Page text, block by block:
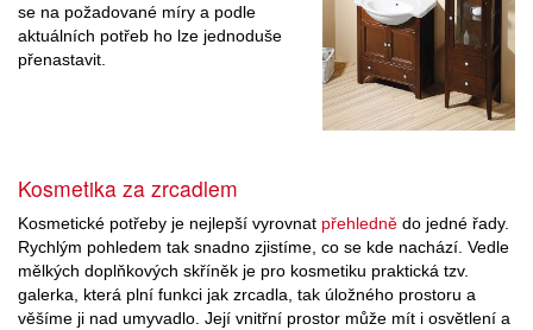
se na požadované míry a podle
aktuálních potřeb ho lze jednoduše
přenastavit.
Kosmetika za zrcadlem
Kosmetické potřeby je nejlepší vyrovnat přehledně do jedné řady.
Rychlým pohledem tak snadno zjistíme, co se kde nachází. Vedle
mělkých doplňkových skříněk je pro kosmetiku praktická tzv.
galerka, která plní funkci jak zrcadla, tak úložného prostoru a
věšíme ji nad umyvadlo. Její vnitřní prostor může mít i osvětlení a